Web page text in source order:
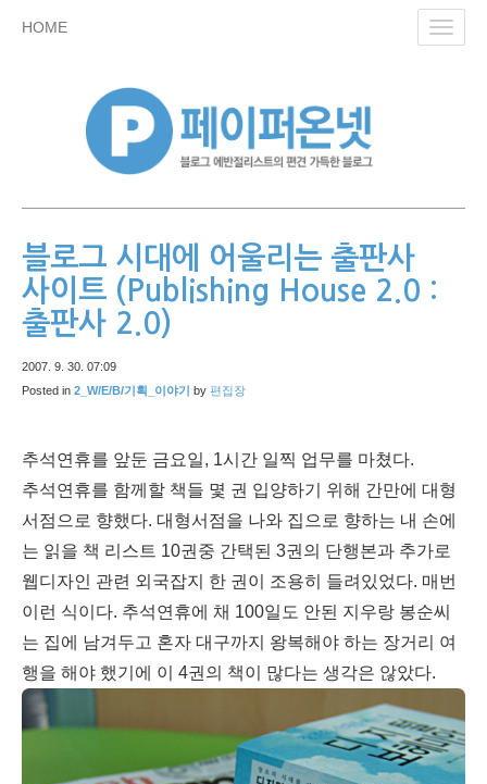
HOME
블로그 시대에 어울리는 출판사
사이트 (Publishing House 2.0 :
출판사 2.0)
2007. 9. 30. 07:09
Posted in 2_W/E/B/기획_이야기 by 편집장
추석연휴를 앞둔 금요일, 1시간 일찍 업무를 마쳤다.
추석연휴를 함께할 책들 몇 권 입양하기 위해 간만에 대형
서점으로 향했다. 대형서점을 나와 집으로 향하는 내 손에
는 읽을 책 리스트 10권중 간택된 3권의 단행본과 추가로
웹디자인 관련 외국잡지 한 권이 조용히 들려있었다. 매번
이런 식이다. 추석연휴에 채 100일도 안된 지우랑 봉순씨
는 집에 남겨두고 혼자 대구까지 왕복해야 하는 장거리 여
행을 해야 했기에 이 4권의 책이 많다는 생각은 않았다.